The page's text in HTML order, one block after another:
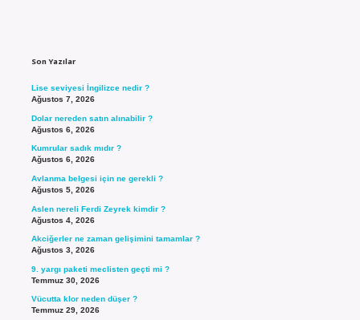
Son Yazılar
Lise seviyesi İngilizce nedir ?
Ağustos 7, 2026
Dolar nereden satın alınabilir ?
Ağustos 6, 2026
Kumrular sadık mıdır ?
Ağustos 6, 2026
Avlanma belgesi için ne gerekli ?
Ağustos 5, 2026
Aslen nereli Ferdi Zeyrek kimdir ?
Ağustos 4, 2026
Akciğerler ne zaman gelişimini tamamlar ?
Ağustos 3, 2026
9. yargı paketi meclisten geçti mi ?
Temmuz 30, 2026
Vücutta klor neden düşer ?
Temmuz 29, 2026